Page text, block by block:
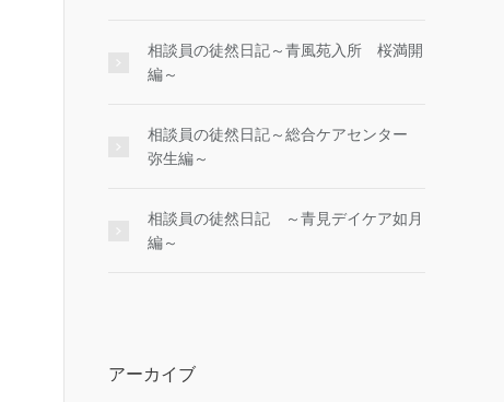
相談員の徒然日記～青風苑入所 桜満開
編～
相談員の徒然日記～総合ケアセンター
弥生編～
相談員の徒然日記 ～青見デイケア如月
編～
アーカイブ